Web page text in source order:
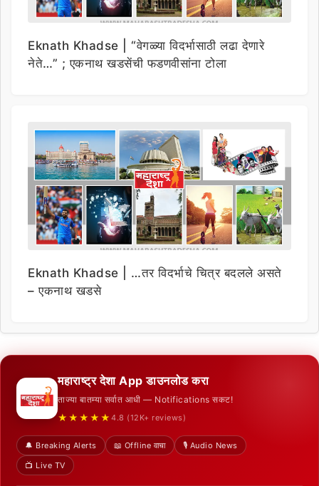
Eknath Khadse | “वेगळ्या विदर्भासाठी लढा देणारे
नेते…” ; एकनाथ खडसेंची फडणवीसांना टोला
Eknath Khadse | …तर विदर्भाचे चित्र बदलले असते
– एकनाथ खडसे
महाराष्ट्र देशा App डाउनलोड करा
ताज्या बातम्या सर्वात आधी — Notifications सकट!
★★★★★ 4.8 (12K+ reviews)
🔔 Breaking Alerts 📖 Offline वाचा
🎙️ Audio News
📺 Live TV